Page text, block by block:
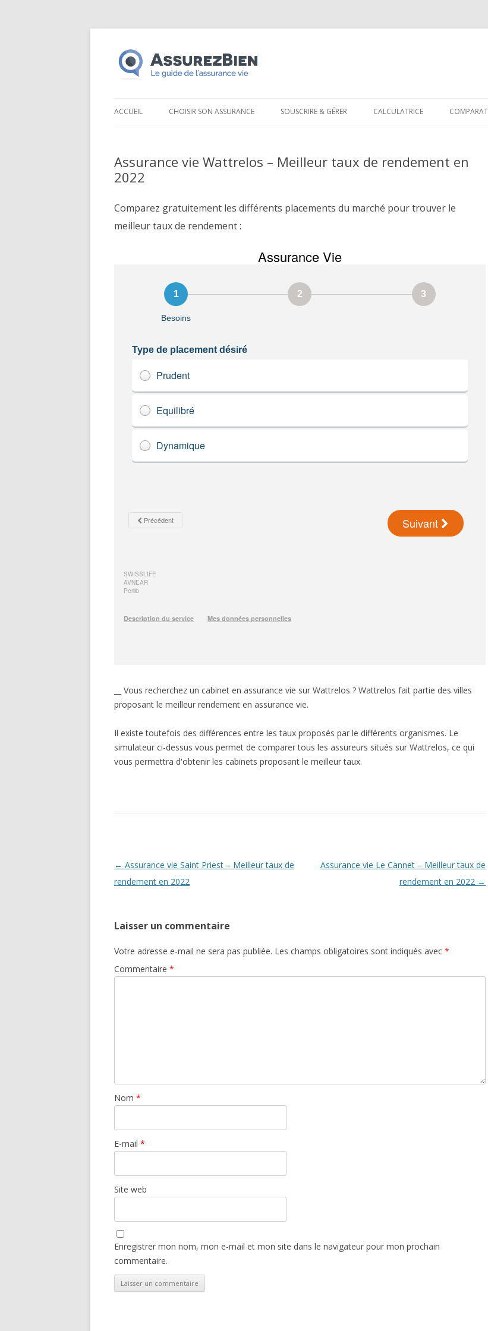
au
ACCUEIL CHOISIR SON ASSURANCE SOUSCRIRE & GÉRER CALCULATRICE
Assurance vie Wattrelos – Meilleur taux de rendement en
2022
Comparez gratuitement les différents placements du marché pour trouver le
meilleur taux de rendement :
__ Vous recherchez un cabinet en assurance vie sur Wattrelos ? Wattrelos fait partie des villes
proposant le meilleur rendement en assurance vie.
Il existe toutefois des différences entre les taux proposés par le différents organismes. Le
simulateur ci-dessus vous permet de comparer tous les assureurs situés sur Wattrelos, ce qui
vous permettra d'obtenir les cabinets proposant le meilleur taux.
Navigation
des
← Assurance vie Saint Priest – Meilleur taux de
rendement en 2022
Assurance vie Le Cannet – Meilleur taux de
rendement en 2022 →
Laisser un commentaire
Votre adresse e-mail ne sera pas publiée. Les champs obligatoires sont indiqués avec *
Commentaire *
Nom *
E-mail *
Site web
Enregistrer mon nom, mon e-mail et mon site dans le navigateur pour mon prochain
commentaire.